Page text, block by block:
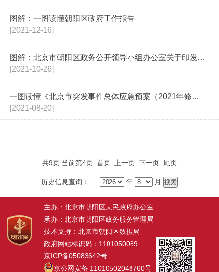
[2021-12-16]
图解：一图读懂朝阳区政府工作报告
[2021-10-26]
图解：北京市朝阳区政务公开领导小组办公室关于印发《朝阳区2021年政务公...
[2021-08-20]
一图读懂《北京市突发事件总体应急预案（2021年修订）》
共9页 当前第4页 首页 上一页 下一页 尾页
历史信息查询： 年 月
主办：北京市朝阳区人民政府办公室
承办：北京市朝阳区政务服务管理局
技术支持：北京市朝阳区数据局
政府网站标识码：1101050069
京ICP备05083642号
京公网安备 11010502048760号